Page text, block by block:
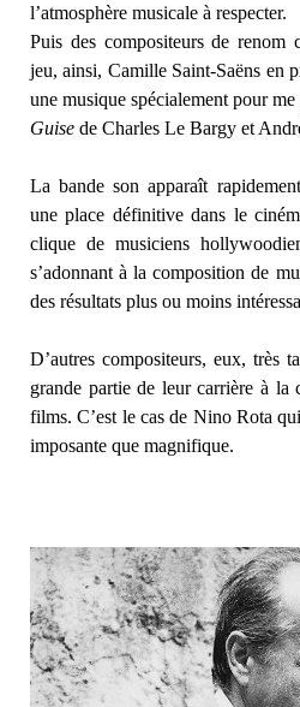
l’atmosphère musicale à respecter.
Puis des compositeurs de renom
jeu, ainsi, Camille Saint-Saëns en
une musique spécialement pour
Guise de Charles Le Bargy et
La bande son apparaît
une place définitive dans le
clique de musiciens
s’adonnant à la composition de
des résultats plus ou moins
D’autres compositeurs, eux, très
grande partie de leur carrière à la
films. C’est le cas de Nino Rota
imposante que magnifique.